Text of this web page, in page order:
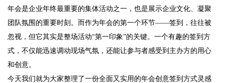
年会是企业年终最重要的集体活动之一，也是展示企业文化、凝聚
团队氛围的重要时刻。而作为年会的第一个环节——签到，往往被
忽视，但它其实是整场活动“第一印象”的关键。一个有趣的签到方
式，不仅能迅速调动现场气氛，还能让参与者感受到主办方的用心
和创意。
今天我们就为大家整理了一份全面又实用的年会创意签到方式灵感